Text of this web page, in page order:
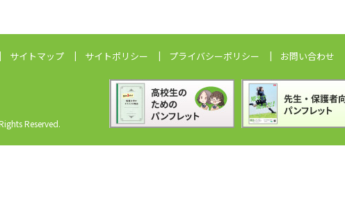
サイトマップ サイトポリシー プライバシーポリシー お問い合わせ
Reserved.